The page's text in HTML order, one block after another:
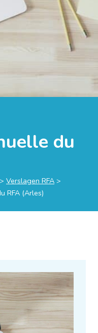
du
> Verslagen RFA >
RFA (Arles)